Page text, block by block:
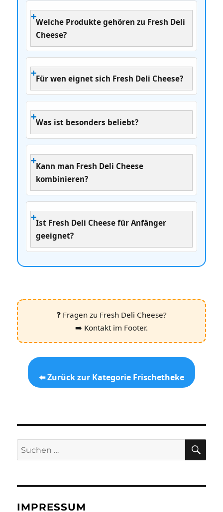
Welche Produkte gehören zu Fresh Deli
Cheese?
Für wen eignet sich Fresh Deli Cheese?
Was ist besonders beliebt?
Kann man Fresh Deli Cheese
kombinieren?
Ist Fresh Deli Cheese für Anfänger
geeignet?
❓ Fragen zu Fresh Deli Cheese?
➡️ Kontakt im Footer.
⬅️ Zurück zur Kategorie Frischetheke
Suchen
nach:
IMPRESSUM